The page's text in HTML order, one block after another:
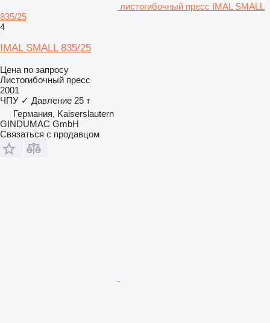
листогибочный пресс IMAL SMALL
835/25
4
IMAL SMALL 835/25
Цена по запросу
Листогибочный пресс
2001
ЧПУ ✓ Давление 25 т
Германия, Kaiserslautern
GINDUMAC GmbH
Связаться с продавцом